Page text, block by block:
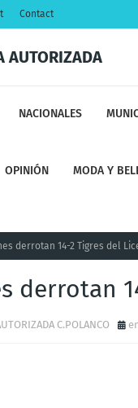
Contact
AUTORIZADA
NACIONALES
OPINIÓN MODA Y
derrotan 14-2 Tigres del
derrotan
C.POLANCO